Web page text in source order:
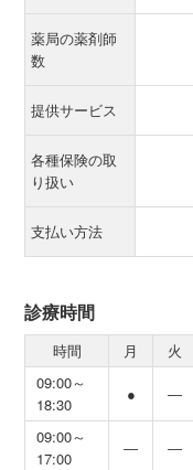
薬局の薬剤師
数
提供サービス
各種保険の取
り扱い
支払い方法
診療時間
時間 月 火
09:00～
18:30
● ―
09:00～
17:00
― ―